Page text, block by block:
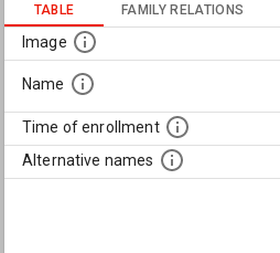
TABLE FAMILY RELATIONS
Image
Name
Time of enrollment
Alternative names